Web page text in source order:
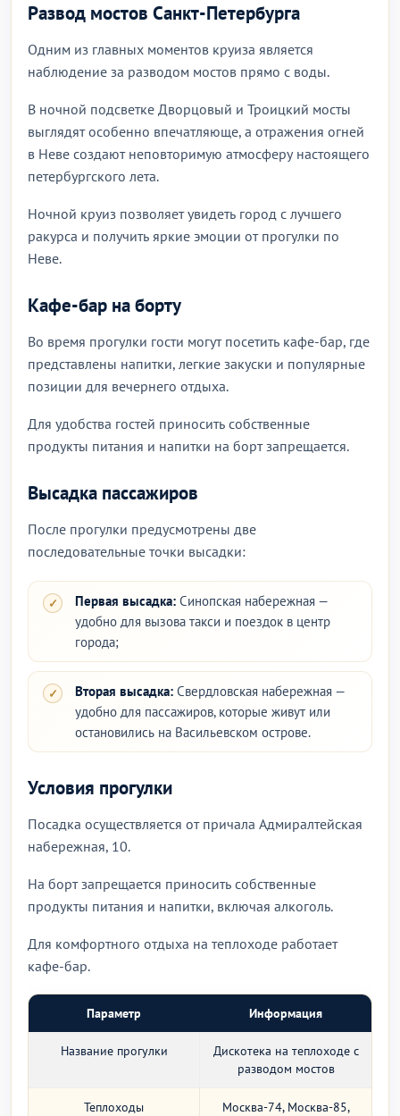
Развод мостов Санкт-Петербурга
Одним из главных моментов круиза является
наблюдение за разводом мостов прямо с воды.
В ночной подсветке Дворцовый и Троицкий мосты
выглядят особенно впечатляюще, а отражения огней
в Неве создают неповторимую атмосферу настоящего
петербургского лета.
Ночной круиз позволяет увидеть город с лучшего
ракурса и получить яркие эмоции от прогулки по
Неве.
Кафе-бар на борту
Во время прогулки гости могут посетить кафе-бар, где
представлены напитки, легкие закуски и популярные
позиции для вечернего отдыха.
Для удобства гостей приносить собственные
продукты питания и напитки на борт запрещается.
Высадка пассажиров
После прогулки предусмотрены две
последовательные точки высадки:
Первая высадка: Синопская набережная —
удобно для вызова такси и поездок в центр
города;
Вторая высадка: Свердловская набережная —
удобно для пассажиров, которые живут или
остановились на Васильевском острове.
Условия прогулки
Посадка осуществляется от причала Адмиралтейская
набережная, 10.
На борт запрещается приносить собственные
продукты питания и напитки, включая алкоголь.
Для комфортного отдыха на теплоходе работает
кафе-бар.
Параметр Информация
Название прогулки
Дискотека на теплоходе с
разводом мостов
Теплоходы
Москва-74, Москва-85,